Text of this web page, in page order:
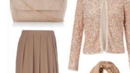
les
dans
tout
ça